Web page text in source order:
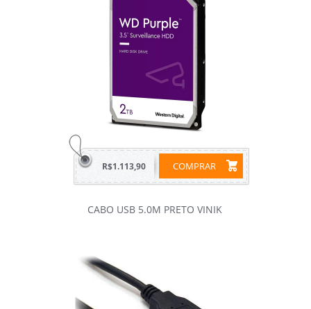
COMPRAR
R$1.113,90
CABO USB 5.0M PRETO VINIK